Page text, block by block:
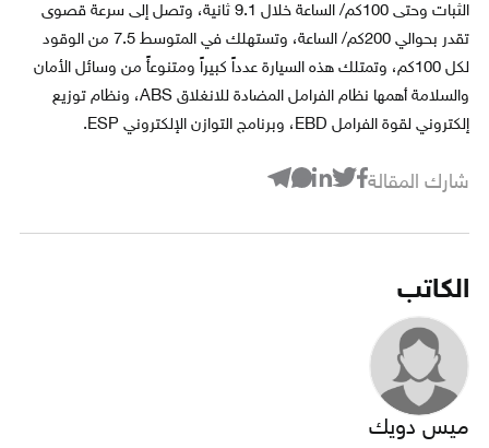
الثبات وحتى 100كم/ الساعة خلال 9.1 ثانية، وتصل إلى سرعة قصوى
تقدر بحوالي 200كم/ الساعة، وتستهلك في المتوسط 7.5 من الوقود
لكل 100كم، وتمتلك هذه السيارة عدداً كبيراً ومتنوعأً من وسائل الأمان
والسلامة أهمها نظام الفرامل المضادة للانغلاق ABS، ونظام توزيع
إلكتروني لقوة الفرامل EBD، وبرنامج التوازن الإلكتروني ESP.
شارك المقالة
الكاتب
ميس دويك